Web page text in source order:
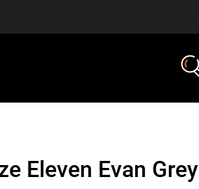
Eleven Evan Grey